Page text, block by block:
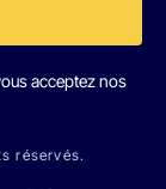
acceptez nos
réservés.